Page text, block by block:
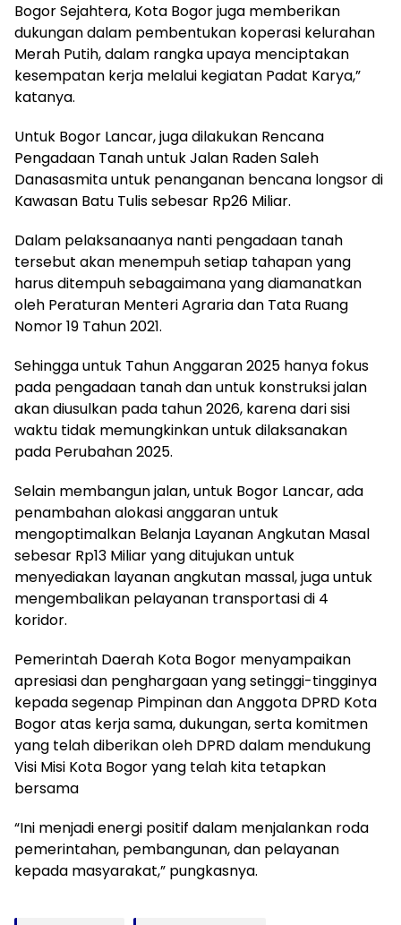
Bogor Sejahtera, Kota Bogor juga memberikan
dukungan dalam pembentukan koperasi kelurahan
Merah Putih, dalam rangka upaya menciptakan
kesempatan kerja melalui kegiatan Padat Karya,”
katanya.
Untuk Bogor Lancar, juga dilakukan Rencana
Pengadaan Tanah untuk Jalan Raden Saleh
Danasasmita untuk penanganan bencana longsor di
Kawasan Batu Tulis sebesar Rp26 Miliar.
Dalam pelaksanaanya nanti pengadaan tanah
tersebut akan menempuh setiap tahapan yang
harus ditempuh sebagaimana yang diamanatkan
oleh Peraturan Menteri Agraria dan Tata Ruang
Nomor 19 Tahun 2021.
Sehingga untuk Tahun Anggaran 2025 hanya fokus
pada pengadaan tanah dan untuk konstruksi jalan
akan diusulkan pada tahun 2026, karena dari sisi
waktu tidak memungkinkan untuk dilaksanakan
pada Perubahan 2025.
Selain membangun jalan, untuk Bogor Lancar, ada
penambahan alokasi anggaran untuk
mengoptimalkan Belanja Layanan Angkutan Masal
sebesar Rp13 Miliar yang ditujukan untuk
menyediakan layanan angkutan massal, juga untuk
mengembalikan pelayanan transportasi di 4
koridor.
Pemerintah Daerah Kota Bogor menyampaikan
apresiasi dan penghargaan yang setinggi-tingginya
kepada segenap Pimpinan dan Anggota DPRD Kota
Bogor atas kerja sama, dukungan, serta komitmen
yang telah diberikan oleh DPRD dalam mendukung
Visi Misi Kota Bogor yang telah kita tetapkan
bersama
“Ini menjadi energi positif dalam menjalankan roda
pemerintahan, pembangunan, dan pelayanan
kepada masyarakat,” pungkasnya.